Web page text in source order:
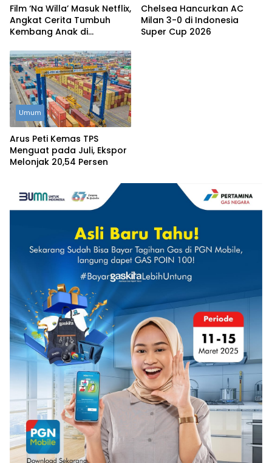
Film ‘Na Willa’ Masuk Netflix,
Angkat Cerita Tumbuh
Kembang Anak di
Chelsea Hancurkan AC
Milan 3-0 di Indonesia
Super Cup 2026
Umum
Arus Peti Kemas TPS
Menguat pada Juli, Ekspor
Melonjak 20,54 Persen